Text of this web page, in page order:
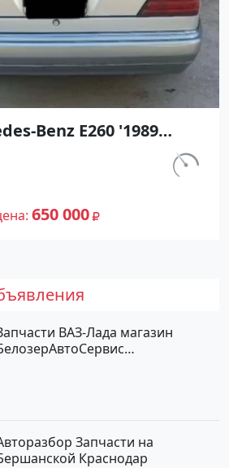
Benz E260 '1989
л.с.) Бензин
цвет
по цене 650000
№27427 на сайте
км.
650 000
ВАЗ-Лада магазин
Запчасти на
Краснодар